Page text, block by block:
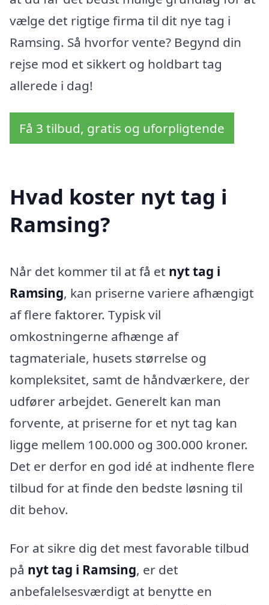
vælge det rigtige firma til dit nye tag i
Ramsing. Så hvorfor vente? Begynd din
rejse mod et sikkert og holdbart tag
allerede i dag!
Få 3 tilbud, gratis og uforpligtende
Hvad koster nyt tag i
Ramsing?
Når det kommer til at få et nyt tag i
Ramsing, kan priserne variere afhængigt
af flere faktorer. Typisk vil
omkostningerne afhænge af
tagmateriale, husets størrelse og
kompleksitet, samt de håndværkere, der
udfører arbejdet. Generelt kan man
forvente, at priserne for et nyt tag kan
ligge mellem 100.000 og 300.000 kroner.
Det er derfor en god idé at indhente flere
tilbud for at finde den bedste løsning til
dit behov.
For at sikre dig det mest favorable tilbud
på nyt tag i Ramsing, er det
anbefalelsesværdigt at benytte en